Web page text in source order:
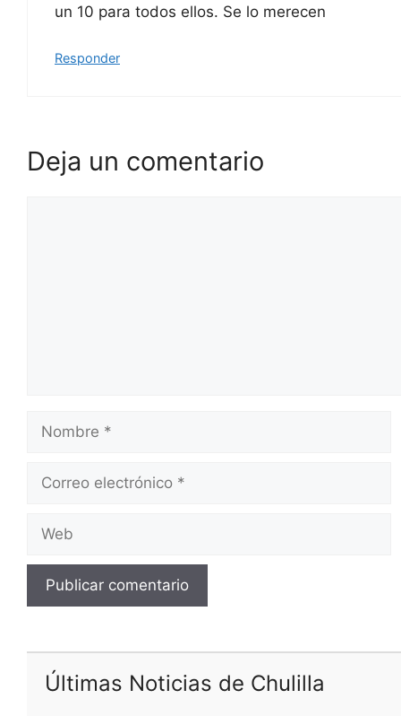
un 10 para todos ellos. Se lo merecen
Responder
Deja un comentario
Nombre
Correo
Web
Últimas Noticias de Chulilla